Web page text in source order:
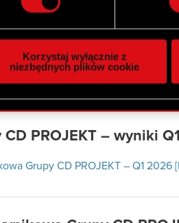
pliki cookie do
reklamowym i
od Ciebie lub uzyskanymi
się na używanie plików cookie.
Korzystaj wyłącznie z
niezbędnych plików cookie
Grupy CD PROJEKT - wyniki
Grupy CD
PROJEKT – wyniki
Grupy CD PROJEKT – Q1 2026